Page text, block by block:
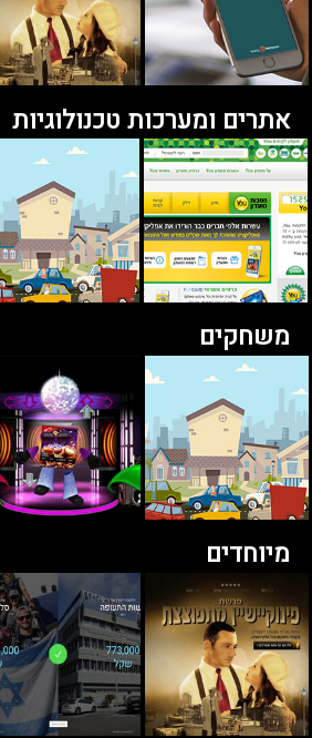
אתרים ומערכות טכנולוגיות
משחקים
מיוחדים